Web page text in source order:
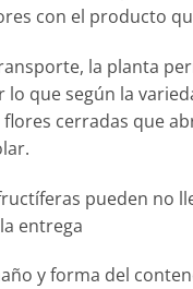
con el producto
la planta
lo que según la
cerradas que
pueden no
entrega
y forma del